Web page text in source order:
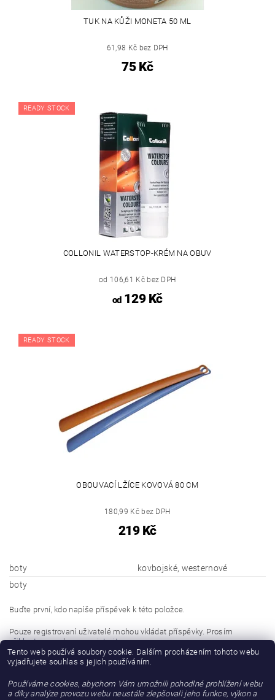
TUK NA KŮŽI MONETA 50 ML
61,98 Kč bez DPH
75 Kč
READY STOCK
COLLONIL WATERSTOP-KRÉM NA OBUV
od 106,61 Kč bez DPH
od129 Kč
READY STOCK
OBOUVACÍ LŽÍCE KOVOVÁ 80 CM
180,99 Kč bez DPH
219 Kč
boty
kovbojské, westernové
boty
Buďte první, kdo napíše příspěvek k této položce.
Pouze registrovaní uživatelé mohou vkládat příspěvky. Prosím
přihlaste senebo seregistrujte.
Buďte první, kdo napíše příspěvek k této položce.
Přidat hodnocení
Tento web používá soubory cookie. Dalším procházením tohoto webu
vyjadřujete souhlas s jejich používáním.
Používáme cookies, abychom Vám umožnili pohodlné prohlížení webu
a díky analýze provozu webu neustále zlepšovali jeho funkce, výkon a